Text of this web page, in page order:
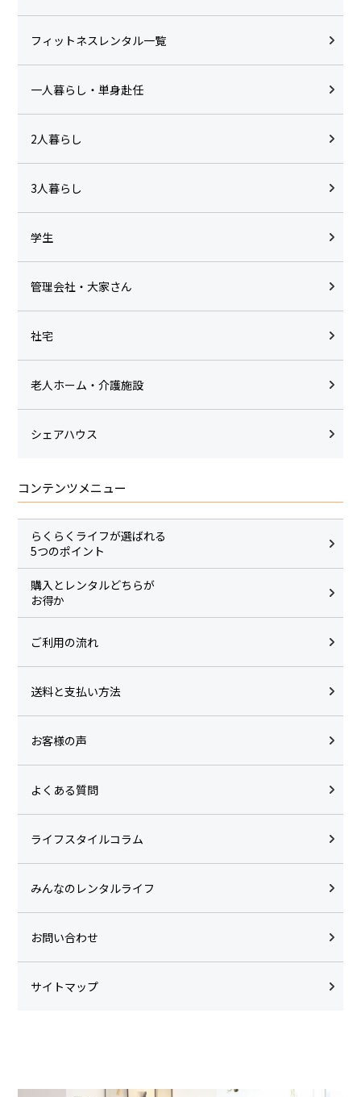
フィットネスレンタル一覧
一人暮らし・単身赴任
2人暮らし
3人暮らし
学生
管理会社・大家さん
社宅
老人ホーム・介護施設
シェアハウス
コンテンツメニュー
らくらくライフが選ばれる
5つのポイント
購入とレンタルどちらが
お得か
ご利用の流れ
送料と支払い方法
お客様の声
よくある質問
ライフスタイルコラム
みんなのレンタルライフ
お問い合わせ
サイトマップ